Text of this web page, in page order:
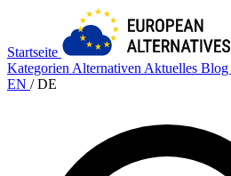
Startseite
Kategorien Alternativen Aktuelles Blog
EN / DE